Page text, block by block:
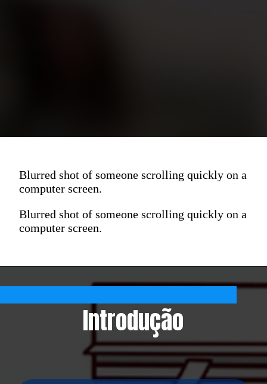
Blurred shot of someone scrolling quickly on a
computer screen.
Blurred shot of someone scrolling quickly on a
computer screen.
Introdução